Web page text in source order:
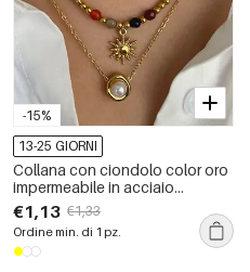
-15%
13-25 GIORNI
Collana con ciondolo color oro
impermeabile in acciaio
inossidabile da 1 pezzo
€1,13 €1,33
Ordine min. di 1 pz.